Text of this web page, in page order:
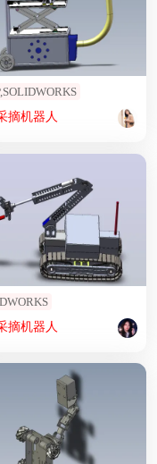
摘机器人
摘机器人